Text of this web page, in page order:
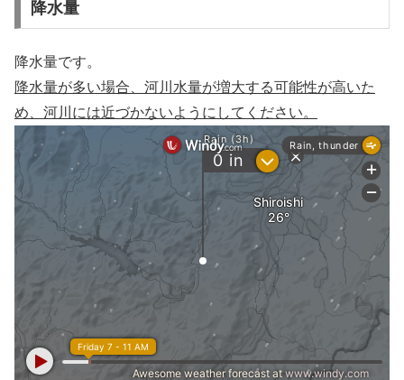
降水量
降水量です。
降水量が多い場合、河川水量が増大する可能性が高いた
め、河川には近づかないようにしてください。